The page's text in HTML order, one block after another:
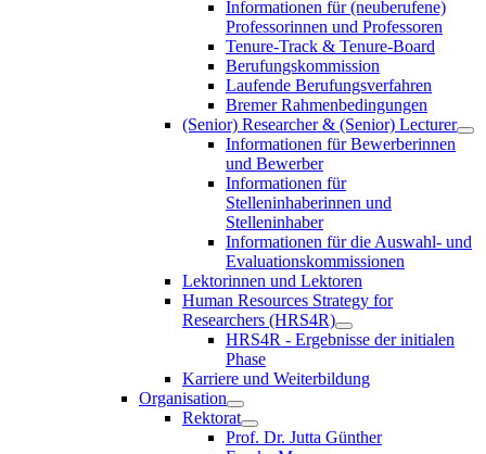
Informationen für (neuberufene)
Professorinnen und Professoren
Tenure-Track & Tenure-Board
Berufungskommission
Laufende Berufungsverfahren
Bremer Rahmenbedingungen
(Senior) Researcher & (Senior) Lecturer
Informationen für Bewerberinnen
und Bewerber
Informationen für
Stelleninhaberinnen und
Stelleninhaber
Informationen für die Auswahl- und
Evaluationskommissionen
Lektorinnen und Lektoren
Human Resources Strategy for
Researchers (HRS4R)
HRS4R - Ergebnisse der initialen
Phase
Karriere und Weiterbildung
Organisation
Rektorat
Prof. Dr. Jutta Günther